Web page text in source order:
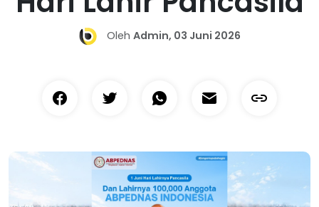
Oleh Admin, 03 Juni 2026